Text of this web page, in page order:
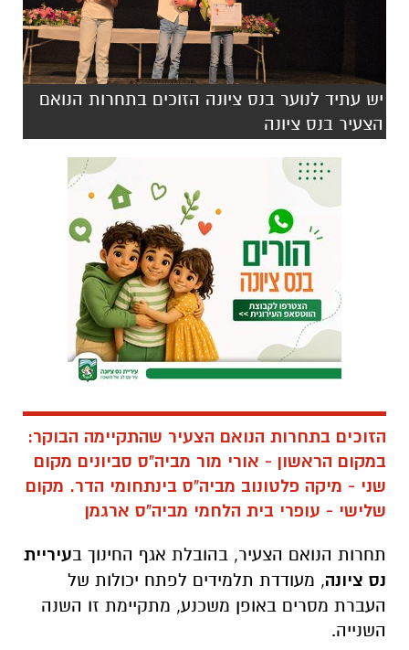
יש עתיד לנוער בנס ציונה הזוכים בתחרות הנואם
הצעיר בנס ציונה
הזוכים בתחרות הנואם הצעיר שהתקיימה הבוקר:
במקום הראשון - אורי מור מביה"ס סביונים מקום
שני - מיקה פלטונוב מביה"ס בינתחומי הדר. מקום
שלישי - עופרי בית הלחמי מביה"ס ארגמן
תחרות הנואם הצעיר, בהובלת אגף החינוך בעיריית
נס ציונה, מעודדת תלמידים לפתח יכולות של
העברת מסרים באופן משכנע, מתקיימת זו השנה
השנייה.